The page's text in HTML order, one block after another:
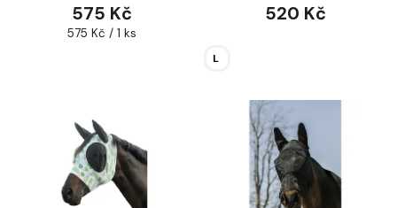
575 Kč
Měrná
575 Kč / 1 ks
520 Kč
L